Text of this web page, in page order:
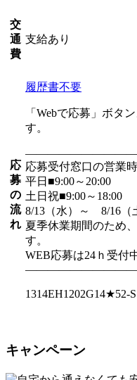
交
通
費
支給あり
応
募
の
流
れ
履歴書不要
「Webで応募」ボタ
す。
応募受付窓口の営業
平日■9:00～20:00
土日祝■9:00～18:00
8/13（水）～ 8/16（
夏季休業期間のため
す。
WEB応募は24ｈ受付
1314EH1202G14★52-S
キャンペーン